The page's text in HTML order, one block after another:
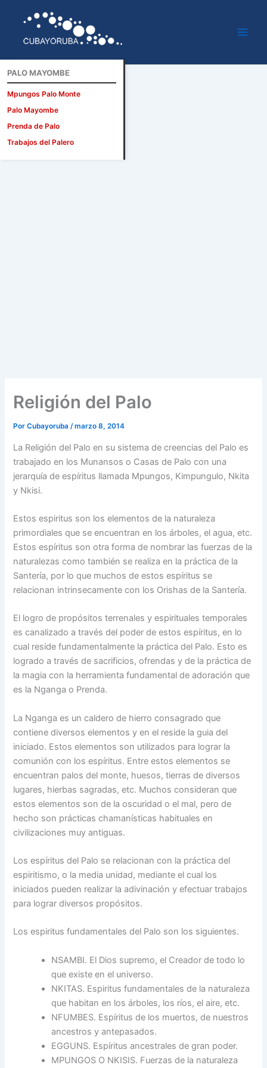
contenido
Religión del Palo
PorCubayoruba/marzo 8, 2014
La Religión del Palo en su sistema de creencias del Palo es
trabajado en los Munansos o Casas de Palo con una
jerarquía de espíritus llamada Mpungos, Kimpungulo, Nkita
y Nkisi.
Estos espiritus son los elementos de la naturaleza
primordiales que se encuentran en los árboles, el agua, etc.
Estos espíritus son otra forma de nombrar las fuerzas de la
naturalezas como también se realiza en la práctica de la
Santería, por lo que muchos de estos espíritus se
relacionan intrinsecamente con los Orishas de la Santería.
El logro de propósitos terrenales y espirituales temporales
es canalizado a través del poder de estos espíritus, en lo
cual reside fundamentalmente la práctica del Palo. Esto es
logrado a través de sacrificios, ofrendas y de la práctica de
la magia con la herramienta fundamental de adoración que
es la Nganga o Prenda.
La Nganga es un caldero de hierro consagrado que
contiene diversos elementos y en el reside la guia del
iniciado. Estos elementos son utilizados para lograr la
comunión con los espíritus. Entre estos elementos se
encuentran palos del monte, huesos, tierras de diversos
lugares, hierbas sagradas, etc. Muchos consideran que
estos elementos son de la oscuridad o el mal, pero de
hecho son prácticas chamanísticas habituales en
civilizaciones muy antiguas.
Los espíritus del Palo se relacionan con la práctica del
espiritismo, o la media unidad, mediante el cual los
iniciados pueden realizar la adivinación y efectuar trabajos
para lograr diversos propósitos.
Los espiritus fundamentales del Palo son los siguientes.
NSAMBI. El Dios supremo, el Creador de todo lo
que existe en el universo.
NKITAS. Espiritus fundamentales de la naturaleza
que habitan en los árboles, los ríos, el aire, etc.
NFUMBES. Espíritus de los muertos, de nuestros
ancestros y antepasados.
EGGUNS. Espíritus ancestrales de gran poder.
MPUNGOS O NKISIS. Fuerzas de la naturaleza
PALO MAYOMBE
Mpungos Palo Monte
Palo Mayombe
Prenda de Palo
Trabajos del Palero